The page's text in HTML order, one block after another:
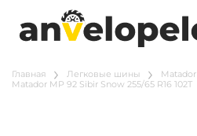
Главная Легковые шины
Matador
Matador MP 92 Sibir Snow 255/65 R16 102T